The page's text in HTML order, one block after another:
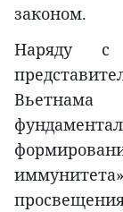
законом.
Наряду с